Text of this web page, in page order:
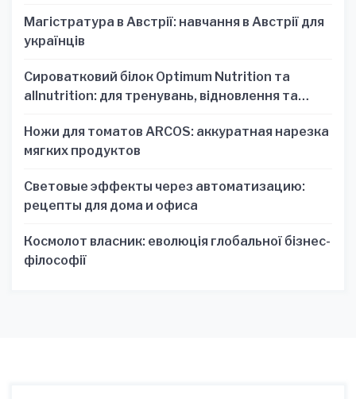
Магістратура в Австрії: навчання в Австрії для
українців
Сироватковий білок Optimum Nutrition та
allnutrition: для тренувань, відновлення та
Ножи для томатов ARCOS: аккуратная нарезка
мягких продуктов
Световые эффекты через автоматизацию:
рецепты для дома и офиса
Космолот власник: еволюція глобальної бізнес-
філософії